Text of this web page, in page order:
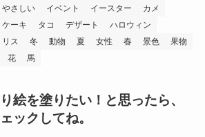
やさしい イベント イースター
カメ
ケーキ タコ デザート
ハロウィン
リス 冬 動物 夏 女性 春 景色
果物
花 馬
絵を塗りたい！と思ったら、
ックしてね。